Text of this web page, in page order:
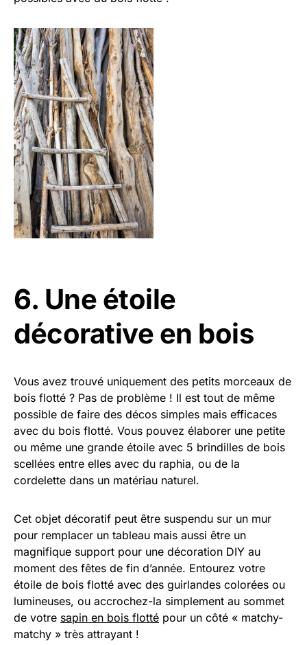
6. Une étoile
décorative en bois
Vous avez trouvé uniquement des petits morceaux de
bois flotté ? Pas de problème ! Il est tout de même
possible de faire des décos simples mais efficaces
avec du bois flotté. Vous pouvez élaborer une petite
ou même une grande étoile avec 5 brindilles de bois
scellées entre elles avec du raphia, ou de la
cordelette dans un matériau naturel.
Cet objet décoratif peut être suspendu sur un mur
pour remplacer un tableau mais aussi être un
magnifique support pour une décoration DIY au
moment des fêtes de fin d’année. Entourez votre
étoile de bois flotté avec des guirlandes colorées ou
lumineuses, ou accrochez-la simplement au sommet
de votre sapin en bois flotté pour un côté « matchy-
matchy » très attrayant !